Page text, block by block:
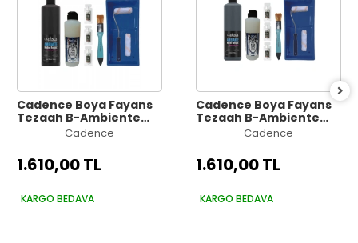
Cadence Boya Fayans
Tezgah B-Ambiente
Islak Zemin Aw-24
30Gr MAT Taş Vernik
250 Saten Rulo Set
Cadence
1.610,00 TL
KARGO BEDAVA
Cadence Boya Fayans
Tezgah B-Ambiente
Islak Zemin Aw-23
Katalizör 30Gr MAT Taş
Vernik 250 Saten Rulo
Cadence
1.610,00 TL
KARGO BEDAVA